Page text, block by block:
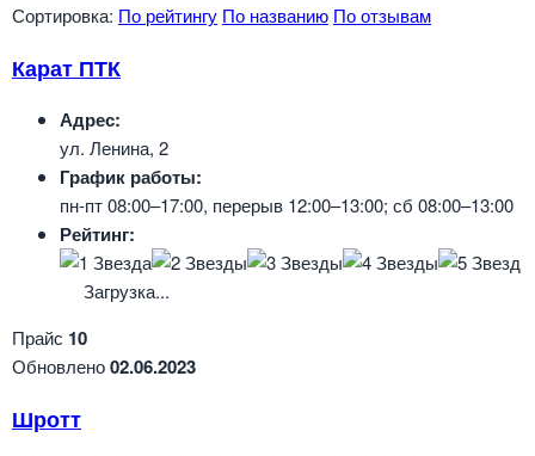
Сортировка: По рейтингу По названию По отзывам
Карат ПТК
Адрес:
ул. Ленина, 2
График работы:
пн-пт 08:00–17:00, перерыв 12:00–13:00; сб 08:00–13:00
Рейтинг:
Загрузка...
Прайс 10
Обновлено02.06.2023
Шротт